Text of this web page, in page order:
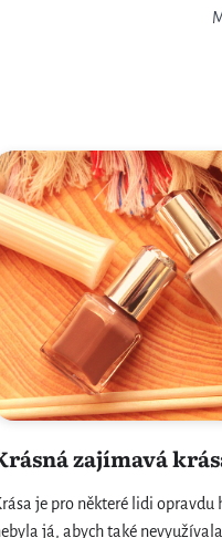
zajímavá
je pro některé lidi
já, abych také